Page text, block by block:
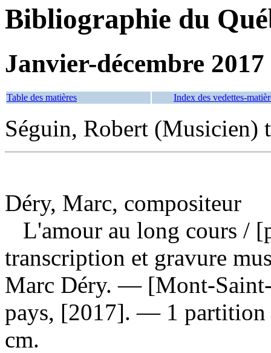
Bibliographie du
Janvier-décembre 2017
Table des matières Index des vedettes-
Séguin, Robert (Musicien)
Déry, Marc, compositeur
L'amour au long cours /
transcription et gravure
Marc Déry. — [Mont-
pays, [2017]. — 1 partition
cm.